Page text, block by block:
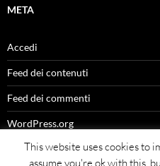
META
Accedi
Feed dei contenuti
Feed dei commenti
WordPress.org
This website uses cookies to
assume you're ok with this,